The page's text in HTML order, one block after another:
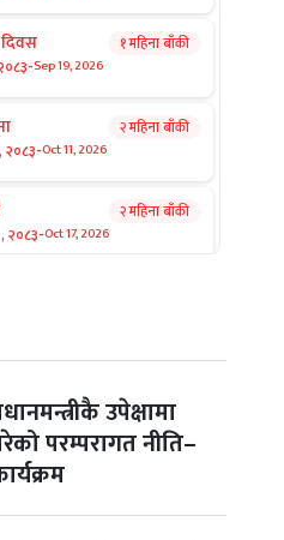
-Sep 19, 2026
१ महिना बाँकी
-Oct 11, 2026
२ महिना बाँकी
२०८३-Oct 17, 2026
२ महिना बाँकी
२०८३-Oct 20, 2026
२०८३-Oct 21, 2026
उपेक्षामा
परम्परागत नीति–